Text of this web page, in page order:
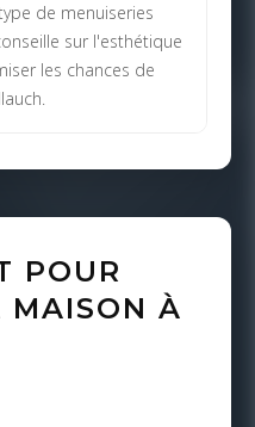
de menuiseries
sur l'esthétique
les chances de
POUR
MAISON À